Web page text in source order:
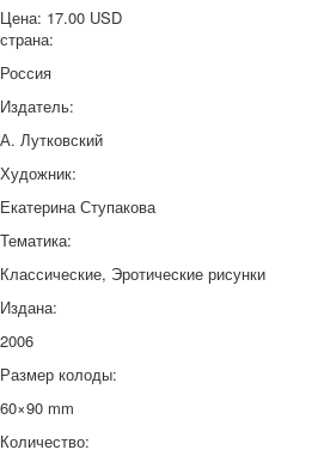
Цена: 17.00 USD
страна:
Россия
Издатель:
А. Лутковский
Художник:
Екатерина Ступакова
Тематика:
Классические, Эротические рисунки
Издана:
2006
Размер колоды:
60×90 mm
Количество: